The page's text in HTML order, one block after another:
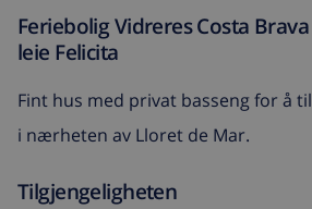
Feriebolig Vidreres Costa
leie Felicita
Fint hus med privat basseng for å
i nærheten av Lloret de Mar.
Tilgjengeligheten